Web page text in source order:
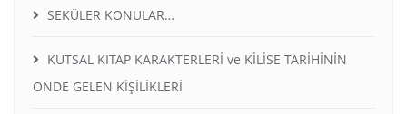
SEKÜLER KONULAR…
KUTSAL KITAP KARAKTERLERİ ve KİLİSE TARİHİNİN
ÖNDE GELEN KİŞİLİKLERİ